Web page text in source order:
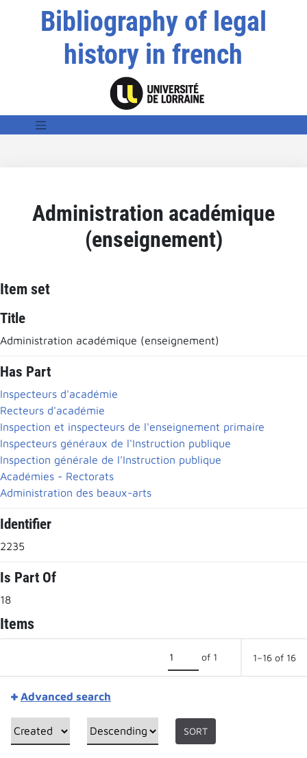
Bibliography of legal
history in french
Administration académique
(enseignement)
Item set
Title
Administration académique (enseignement)
Has Part
Inspecteurs d'académie
Recteurs d'académie
Inspection et inspecteurs de l'enseignement primaire
Inspecteurs généraux de l'Instruction publique
Inspection générale de l'Instruction publique
Académies - Rectorats
Administration des beaux-arts
Identifier
2235
Is Part Of
18
Items
of 1 1–16 of 16
Advanced search
SORT